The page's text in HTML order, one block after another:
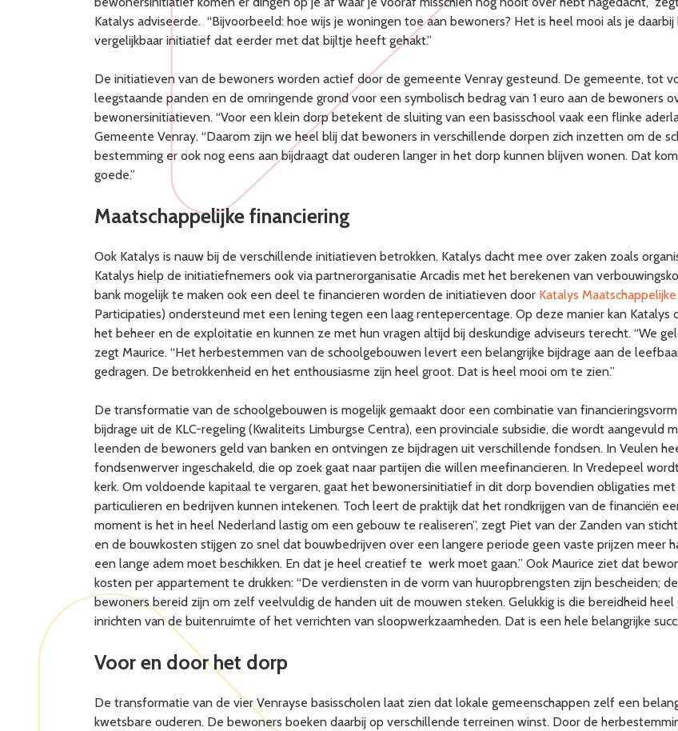
Katalys adviseerde. “Bijvoorbeeld: hoe wijs je woningen toe aan bewoners? Het is heel mooi als je
vergelijkbaar initiatief dat eerder met dat bijltje heeft gehakt.”
De initiatieven van de bewoners worden actief door de gemeente Venray gesteund. De gemeente, tot
leegstaande panden en de omringende grond voor een symbolisch bedrag van 1 euro aan de bewoners
bewonersinitiatieven. “Voor een klein dorp betekent de sluiting van een basisschool vaak een flinke
Gemeente Venray. “Daarom zijn we heel blij dat bewoners in verschillende dorpen zich inzetten om de
bestemming er ook nog eens aan bijdraagt dat ouderen langer in het dorp kunnen blijven wonen. Dat
goede.”
Maatschappelijke financiering
Ook Katalys is nauw bij de verschillende initiatieven betrokken. Katalys dacht mee over zaken zoals
Katalys hielp de initiatiefnemers ook via partnerorganisatie Arcadis met het berekenen van
bank mogelijk te maken ook een deel te financieren worden de initiatieven door Katalys
Participaties) ondersteund met een lening tegen een laag rentepercentage. Op deze manier kan
het beheer en de exploitatie en kunnen ze met hun vragen altijd bij deskundige adviseurs terecht. “We
zegt Maurice. “Het herbestemmen van de schoolgebouwen levert een belangrijke bijdrage aan de
gedragen. De betrokkenheid en het enthousiasme zijn heel groot. Dat is heel mooi om te zien.”
De transformatie van de schoolgebouwen is mogelijk gemaakt door een combinatie van
bijdrage uit de KLC-regeling (Kwaliteits Limburgse Centra), een provinciale subsidie, die wordt aangevuld
leenden de bewoners geld van banken en ontvingen ze bijdragen uit verschillende fondsen. In Veulen
fondsenwerver ingeschakeld, die op zoek gaat naar partijen die willen meefinancieren. In Vredepeel
kerk. Om voldoende kapitaal te vergaren, gaat het bewonersinitiatief in dit dorp bovendien obligaties
particulieren en bedrijven kunnen intekenen. Toch leert de praktijk dat het rondkrijgen van de financiën
moment is het in heel Nederland lastig om een gebouw te realiseren”, zegt Piet van der Zanden van
en de bouwkosten stijgen zo snel dat bouwbedrijven over een langere periode geen vaste prijzen
een lange adem moet beschikken. En dat je heel creatief te werk moet gaan.” Ook Maurice ziet dat
kosten per appartement te drukken: “De verdiensten in de vorm van huuropbrengsten zijn bescheiden;
bewoners bereid zijn om zelf veelvuldig de handen uit de mouwen steken. Gelukkig is die bereidheid
inrichten van de buitenruimte of het verrichten van sloopwerkzaamheden. Dat is een hele belangrijke
Voor en door het dorp
De transformatie van de vier Venrayse basisscholen laat zien dat lokale gemeenschappen zelf een
kwetsbare ouderen. De bewoners boeken daarbij op verschillende terreinen winst. Door de